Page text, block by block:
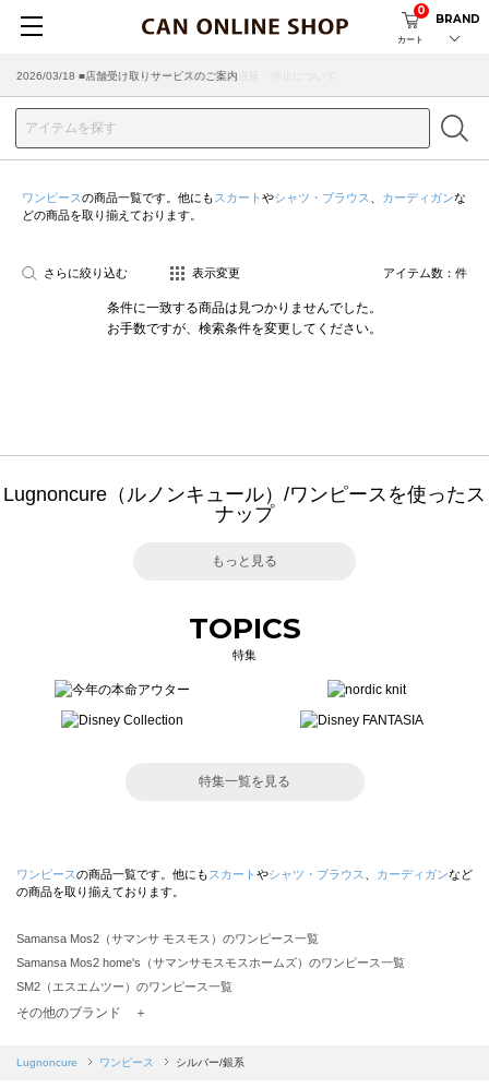
カート
0
BRAND
2026/07/29 ■【お知らせ】ヤマト運輸の配送遅延・停止について
2026/03/18 ■店舗受け取りサービスのご案内
ワンピースの商品一覧です。他にも スカート やシャツ・ブラウス カーディガンな
どの商品を取り揃えております。
さらに絞り込む 表示変更 アイテム数： 件
条件に一致する商品は見つかりませんでした。
お手数ですが、検索条件を変更してください。
Lugnoncure（ルノンキュール）/ワンピースを使ったス
ナップ
もっと見る
TOPICS
特集
特集一覧を見る
ワンピースの商品一覧です。他にも スカート やシャツ・ブラウス カーディガンなど
の商品を取り揃えております。
Samansa Mos2（サマンサ モスモス）のワンピース一覧
Samansa Mos2 home's（サマンサモスモスホームズ）のワンピース一覧
SM2（エスエムツー）のワンピース一覧
TSUHARU by Samansa Mos2（ツハルバイサマンサモスモス）のワンピース一覧
Samansa Mos2 blue（サマンサモスモス ブルー）のワンピース一覧
その他のブランド ＋
Lugnoncure ワンピース シルバー/銀系